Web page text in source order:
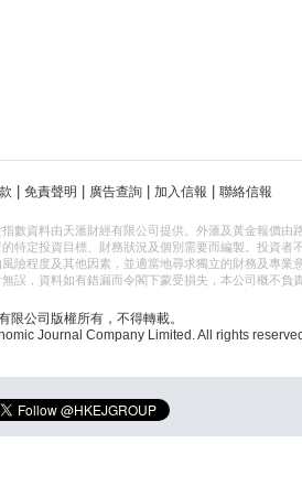
免責聲明 廣告查詢 加入信報 聯絡信報
數資料由天滙財經有限公司提供。外滙及黃金報價由
特定投資目標、財務狀況及個別需要而編製。投資者
險程度及其他因素，並適當地尋求獨立的財務及專業
誤，資料如有錯漏而令閣下蒙受損失，本公司概不負責
限公司版權所有，不得轉載。
Journal Company Limited. All rights